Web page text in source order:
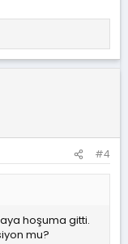
#4
hoşuma gitti.
mu?